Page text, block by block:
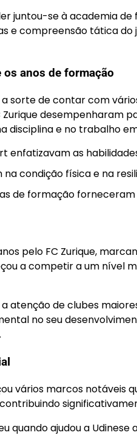
juntou-se à academia de
e compreensão tática
os anos de formação
sorte de contar com
desempenharam
disciplina e no trabalho
enfatizavam as
condição física e na
de formação
pelo FC Zurique,
a competir a um nível
atenção de clubes
no seu
vários marcos notáveis
quando ajudou a